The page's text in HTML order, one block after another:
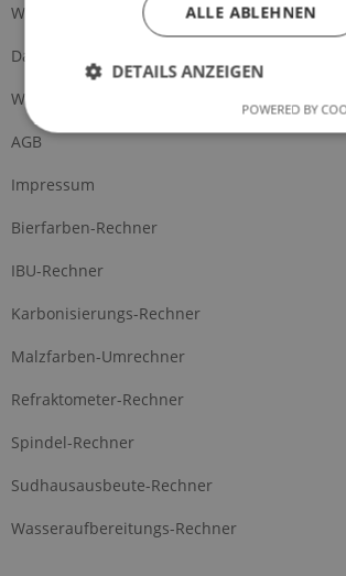
Widerrufsrecht
Datenschutz
Widerrufsformular
AGB
Impressum
Bierfarben-Rechner
IBU-Rechner
Karbonisierungs-Rechner
Malzfarben-Umrechner
Refraktometer-Rechner
Spindel-Rechner
Sudhausausbeute-Rechner
Wasseraufbereitungs-Rechner
ALLE ABLEHNEN
DETAILS ANZEIGEN
POWERED BY